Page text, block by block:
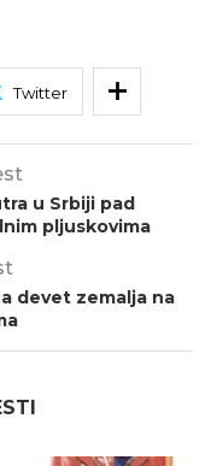
Twitter
u Srbiji pad
pljuskovima
devet zemalja na